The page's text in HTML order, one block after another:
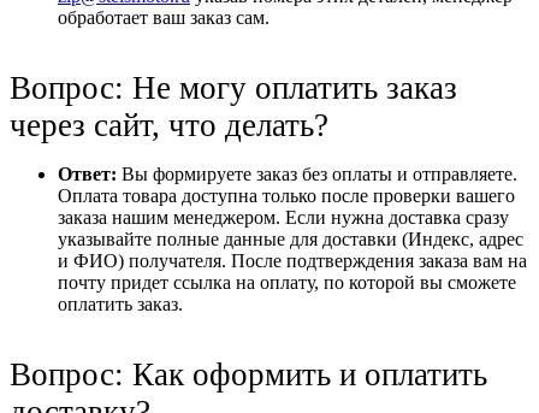
обработает ваш заказ сам.
Вопрос: Не могу оплатить заказ
через сайт, что делать?
Ответ: Вы формируете заказ без оплаты и отправляете.
Оплата товара доступна только после проверки вашего
заказа нашим менеджером. Если нужна доставка сразу
указывайте полные данные для доставки (Индекс, адрес
и ФИО) получателя. После подтверждения заказа вам на
почту придет ссылка на оплату, по которой вы сможете
оплатить заказ.
Вопрос: Как оформить и оплатить